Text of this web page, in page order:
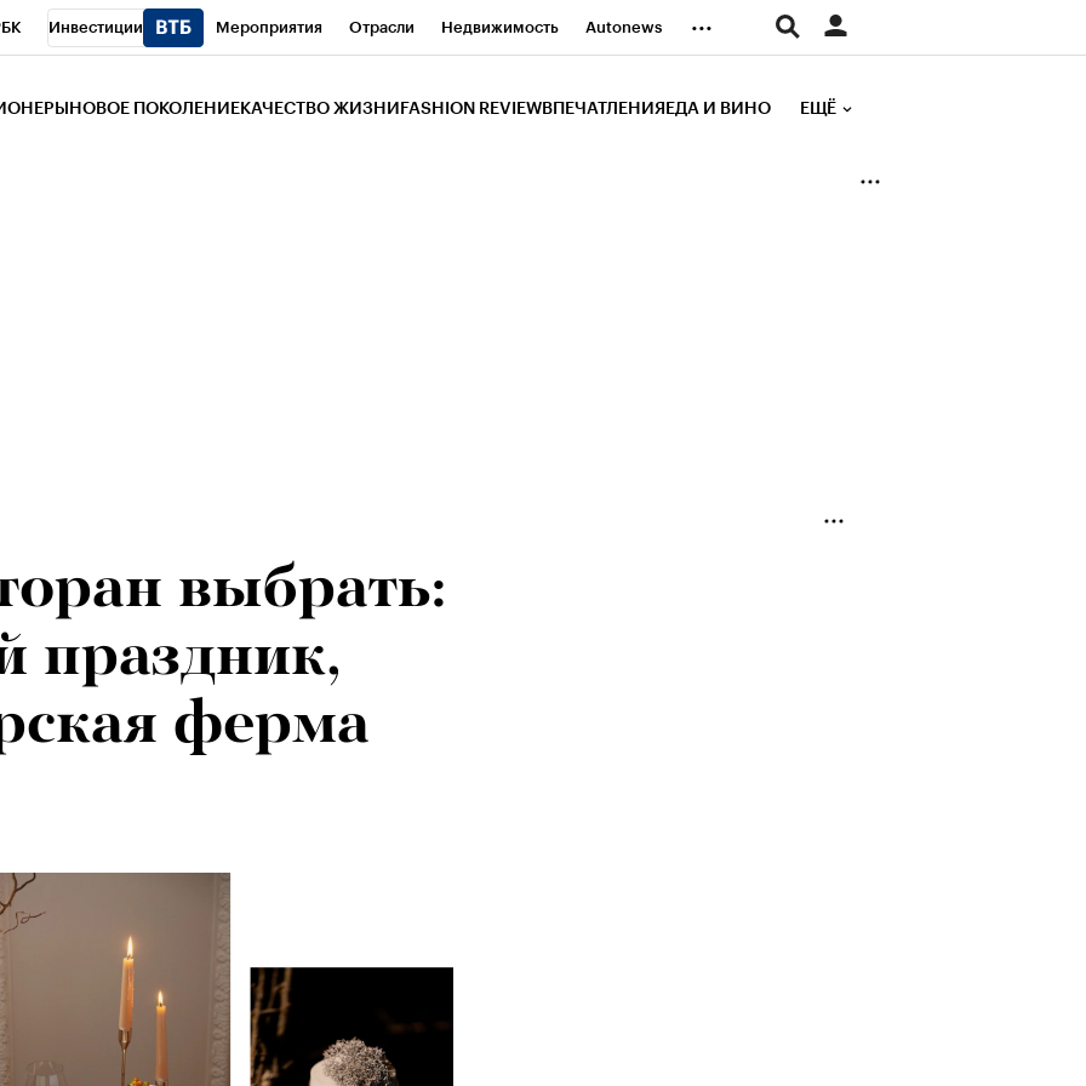
Инвестиции Мероприятия Отрасли Недвижимость Autonews ...
НОВОЕ ПОКОЛЕНИЕ КАЧЕСТВО ЖИЗНИ FASHION REVIEW ВПЕЧАТЛЕНИЯ ЕДА И ВИНО ЕЩЁ
выбрать:
праздник,
ферма
что
открытии